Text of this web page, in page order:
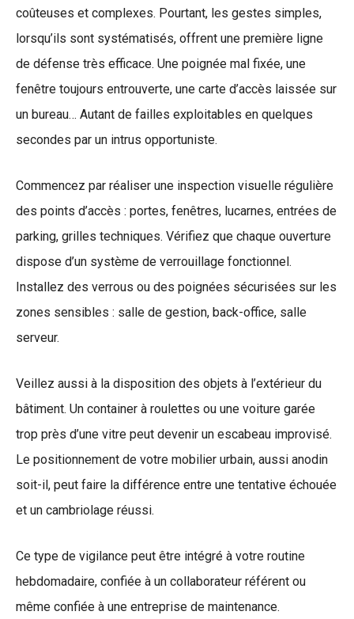
coûteuses et complexes. Pourtant, les gestes simples,
lorsqu’ils sont systématisés, offrent une première ligne
de défense très efficace. Une poignée mal fixée, une
fenêtre toujours entrouverte, une carte d’accès laissée sur
un bureau… Autant de failles exploitables en quelques
secondes par un intrus opportuniste.
Commencez par réaliser une inspection visuelle régulière
des points d’accès : portes, fenêtres, lucarnes, entrées de
parking, grilles techniques. Vérifiez que chaque ouverture
dispose d’un système de verrouillage fonctionnel.
Installez des verrous ou des poignées sécurisées sur les
zones sensibles : salle de gestion, back-office, salle
serveur.
Veillez aussi à la disposition des objets à l’extérieur du
bâtiment. Un container à roulettes ou une voiture garée
trop près d’une vitre peut devenir un escabeau improvisé.
Le positionnement de votre mobilier urbain, aussi anodin
soit-il, peut faire la différence entre une tentative échouée
et un cambriolage réussi.
Ce type de vigilance peut être intégré à votre routine
hebdomadaire, confiée à un collaborateur référent ou
même confiée à une entreprise de maintenance.